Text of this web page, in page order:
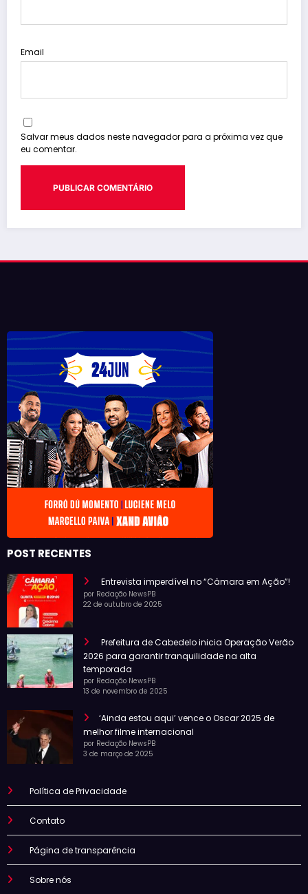
Email
Salvar meus dados neste navegador para a próxima vez que
eu comentar.
POST RECENTES
Entrevista imperdível no “Câmara em Ação”!
por Redação NewsPB
22 de outubro de 2025
Prefeitura de Cabedelo inicia Operação Verão
2026 para garantir tranquilidade na alta
temporada
por Redação NewsPB
13 de novembro de 2025
‘Ainda estou aqui’ vence o Oscar 2025 de
melhor filme internacional
por Redação NewsPB
3 de março de 2025
Política de Privacidade
Contato
Página de transparência
Sobre nós